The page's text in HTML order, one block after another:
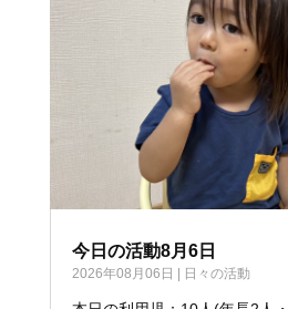
今日の活動8月6日
2026年08月06日 日々の活動